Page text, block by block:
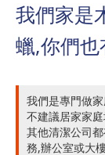
我們家是
蠟,你們也
我們是專門做
不建議居家家
其他清潔公司
務,辦公室或大